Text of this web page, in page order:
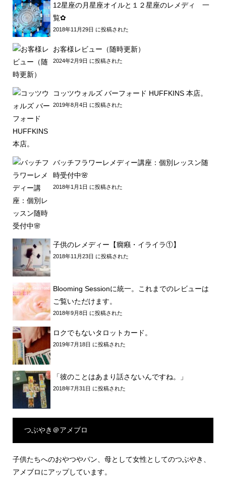
12星座の月星座オイルと１２星座のレメディ 一
覧✿
2018年11月29日 に投稿された
お客様レビュー（随時更新）
2024年2月9日 に投稿された
コッツウォルズ バーフォード HUFFKINS 本店。
2019年8月4日 に投稿された
バッチフラワーレメディー講座：個別レッスン随
時受付中🌸
2018年1月1日 に投稿された
子供のレメディー【癇癪・イライラ①】
2018年11月23日 に投稿された
Blooming Sessionに統一。これまでのレビューは
ご覧いただけます。
2018年9月8日 に投稿された
ロクでもないタロットカード。
2019年7月18日 に投稿された
「彼のことはあまり話さないんですね。」
2018年7月31日 に投稿された
つぶやき＠アメブロ
子供たちへのおやつやパン、母として女性としてのつぶやき、
アメブロにアップしています。